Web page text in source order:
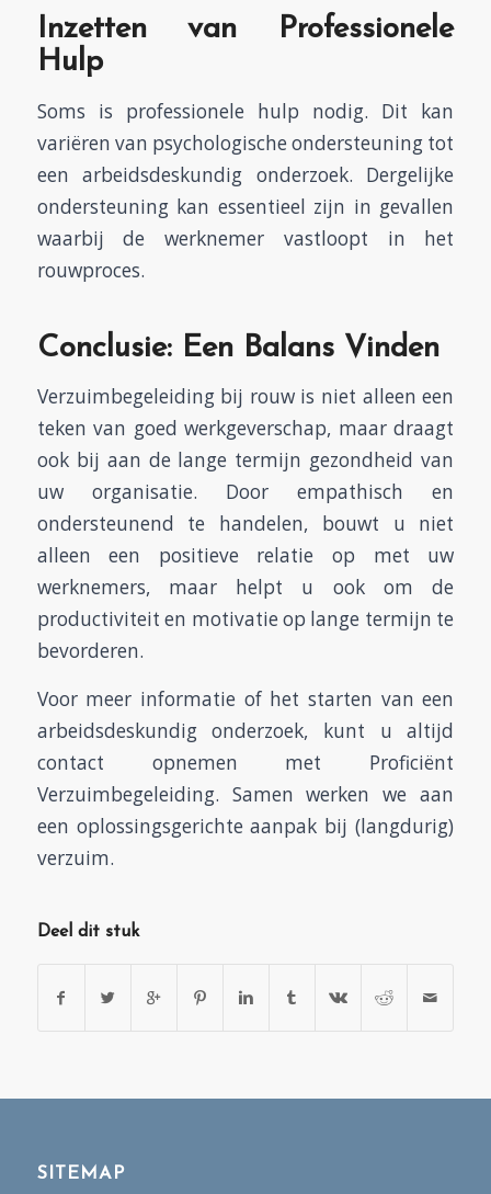
Inzetten van Professionele
Hulp
Soms is professionele hulp nodig. Dit kan
variëren van psychologische ondersteuning tot
eenarbeidsdeskundig onderzoek. Dergelijke
ondersteuning kan essentieel zijn in gevallen
waarbij de werknemer vastloopt in het
rouwproces.
Conclusie: Een Balans Vinden
Verzuimbegeleiding bij rouw is niet alleen een
teken van goed werkgeverschap, maar draagt
ook bij aan de lange termijn gezondheid van
uw organisatie. Door empathisch en
ondersteunend te handelen, bouwt u niet
alleen een positieve relatie op met uw
werknemers, maar helpt u ook om de
productiviteit en motivatie op lange termijn te
bevorderen.
Voor meer informatie of het starten van een
arbeidsdeskundig onderzoek, kunt u altijd
contact opnemen met Proficiënt
Verzuimbegeleiding. Samen werken we aan
een oplossingsgerichte aanpak bij (langdurig)
verzuim.
Deel dit stuk
SITEMAP